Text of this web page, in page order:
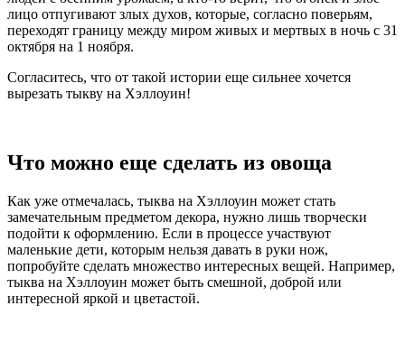
лицо отпугивают злых духов, которые, согласно поверьям,
переходят границу между миром живых и мертвых в ночь с 31
октября на 1 ноября.
Согласитесь, что от такой истории еще сильнее хочется
вырезать тыкву на Хэллоуин!
Что можно еще сделать из овоща
Как уже отмечалась, тыква на Хэллоуин может стать
замечательным предметом декора, нужно лишь творчески
подойти к оформлению. Если в процессе участвуют
маленькие дети, которым нельзя давать в руки нож,
попробуйте сделать множество интересных вещей. Например,
тыква на Хэллоуин может быть смешной, доброй или
интересной яркой и цветастой.